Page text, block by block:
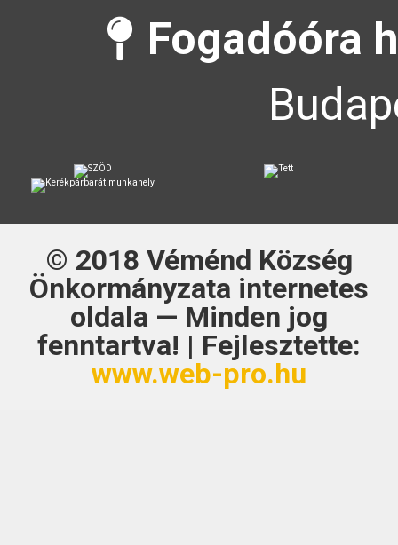
Fogadóóra
© 2018 Véménd Község
Önkormányzata internetes
oldala — Minden jog
fenntartva! | Fejlesztette:
www.web-pro.hu